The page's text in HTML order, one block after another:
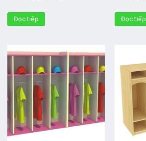
Đọc tiếp Đọc tiếp